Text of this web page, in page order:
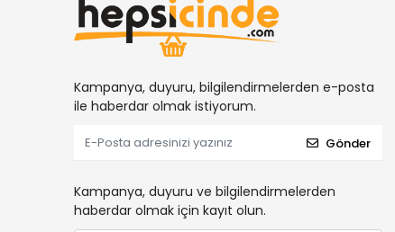
Kampanya, duyuru, bilgilendirmelerden e-posta
ile haberdar olmak istiyorum.
Gönder
Kampanya, duyuru ve bilgilendirmelerden
haberdar olmak için kayıt olun.